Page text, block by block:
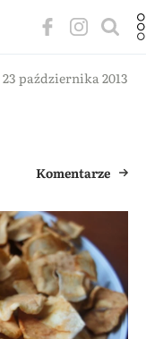
23 października 2013
Komentarze